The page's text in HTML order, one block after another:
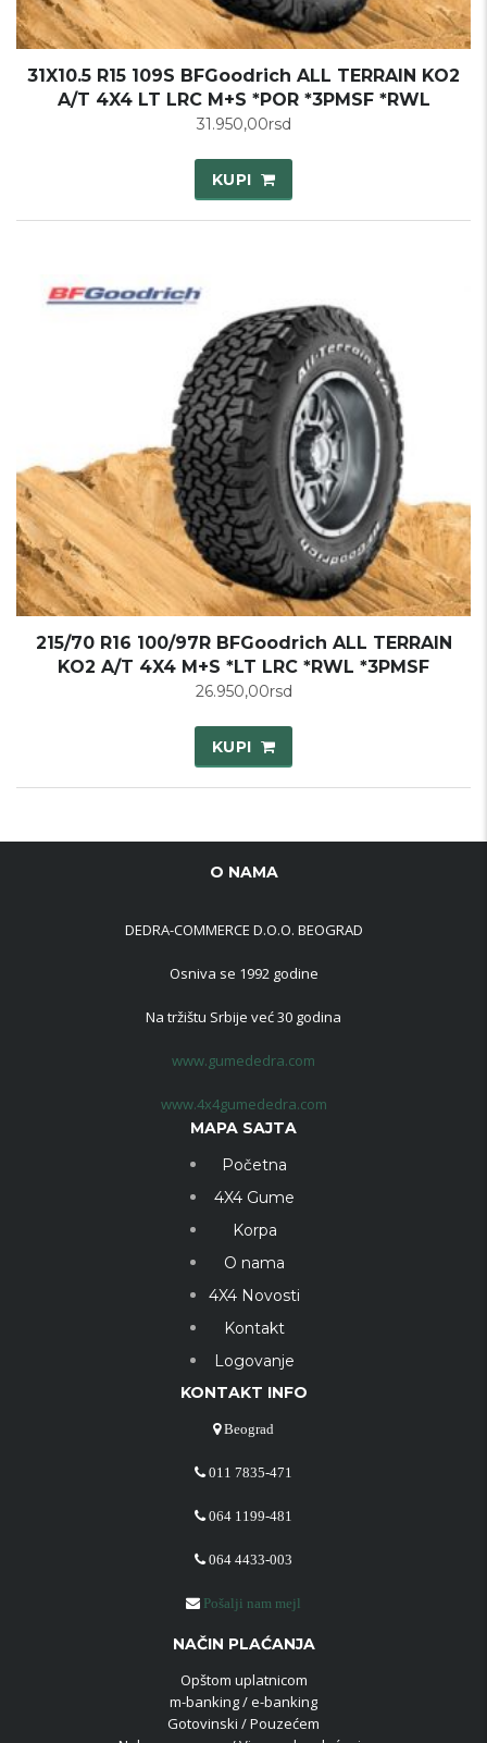
31X10.5 R15 109S BFGoodrich ALL TERRAIN KO2
A/T 4X4 LT LRC M+S *POR *3PMSF *RWL
31.950,00rsd
KUPI
215/70 R16 100/97R BFGoodrich ALL TERRAIN
KO2 A/T 4X4 M+S *LT LRC *RWL *3PMSF
26.950,00rsd
KUPI
O NAMA
DEDRA-COMMERCE D.O.O. BEOGRAD
Osniva se 1992 godine
Na tržištu Srbije već 30 godina
www.gumededra.com
www.4x4gumededra.com
MAPA SAJTA
Početna
4X4 Gume
Korpa
O nama
4X4 Novosti
Kontakt
Logovanje
KONTAKT INFO
Beograd
011 7835-471
064 1199-481
064 4433-003
Pošalji nam mejl
NAČIN PLAĆANJA
Opštom uplatnicom
m-banking / e-banking
Gotovinski / Pouzećem